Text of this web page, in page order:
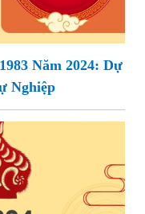
Năm 2024: Dự
Nghiệp